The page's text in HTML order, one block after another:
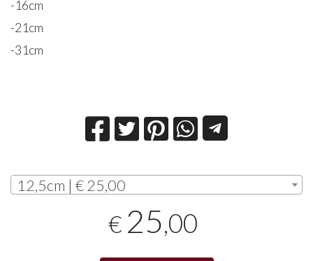
-16cm
-21cm
-31cm
12,5cm | € 25,00
€ 25,00